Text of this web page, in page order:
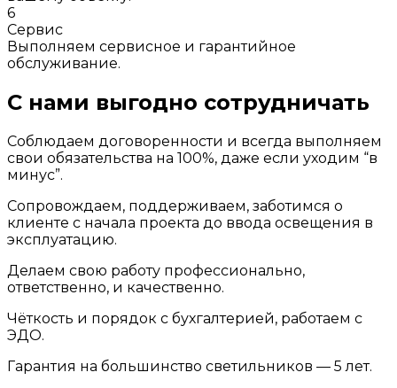
6
Сервис
Выполняем сервисное и гарантийное
обслуживание.
С нами выгодно сотрудничать
Соблюдаем договоренности и всегда выполняем
свои обязательства на 100%, даже если уходим “в
минус”.
Сопровождаем, поддерживаем, заботимся о
клиенте с начала проекта до ввода освещения в
эксплуатацию.
Делаем свою работу профессионально,
ответственно, и качественно.
Чёткость и порядок с бухгалтерией, работаем с
ЭДО.
Гарантия на большинство светильников — 5 лет.